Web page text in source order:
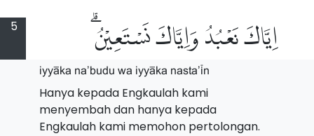
5 اِيَّاكَ نَعْبُدُ وَاِيَّاكَ نَسْتَعِيْنُۗ
iyy$ka na'budu wa iyy$ka nasta'%n
Hanya kepada Engkaulah kami
menyembah dan hanya kepada
Engkaulah kami memohon pertolongan.